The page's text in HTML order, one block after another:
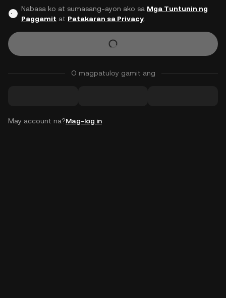
Nabasa ko at sumasang-ayon ako sa Mga Tuntunin ng
Paggamit at Patakaran sa Privacy.
O magpatuloy gamit ang
May account na?Mag-log in